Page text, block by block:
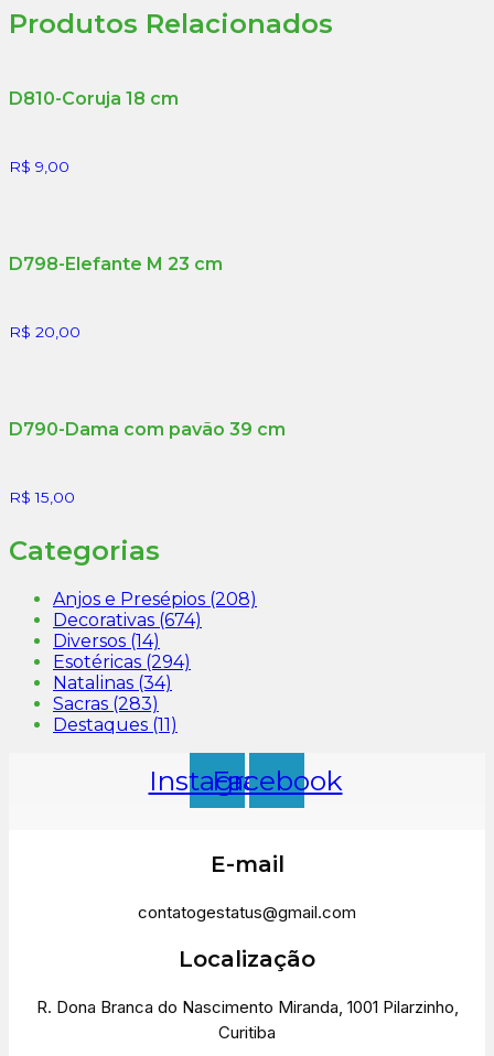
Produtos Relacionados
D810-Coruja 18 cm
R$ 9,00
D798-Elefante M 23 cm
R$ 20,00
D790-Dama com pavão 39 cm
R$ 15,00
Categorias
Anjos e Presépios (208)
Decorativas (674)
Diversos (14)
Esotéricas (294)
Natalinas (34)
Sacras (283)
Destaques (11)
Instagram
Facebook
E-mail
contatogestatus@gmail.com
Localização
R. Dona Branca do Nascimento Miranda, 1001 Pilarzinho,
Curitiba